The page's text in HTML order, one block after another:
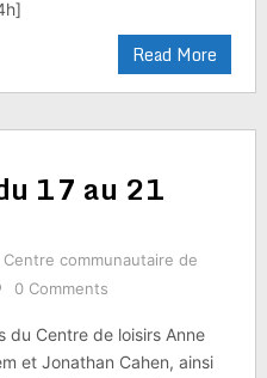
Read More
17 au 21
Centre communautaire de
0 Comments
du Centre de loisirs Anne
et Jonathan Cahen, ainsi